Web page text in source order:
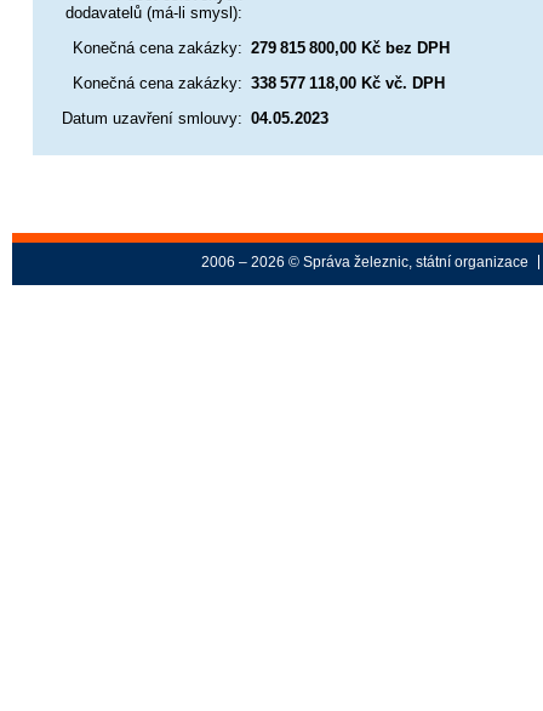
dodavatelů (má-li smysl):
Konečná cena zakázky: 279 815 800,00 Kč bez DPH
Konečná cena zakázky: 338 577 118,00 Kč vč. DPH
Datum uzavření smlouvy: 04.05.2023
2006 – 2026 © Správa železnic, státní organizace